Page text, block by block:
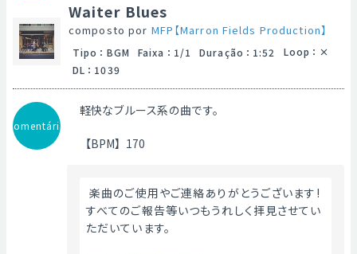
Waiter Blues
composto por MFP【Marron Fields Production】
Tipo ： BGM Faixa ： 1/1 Duração ： 1:52 Loop ：
DL ： 1039
Comentário
軽快なブルース系の曲です。
【BPM】170
楽曲のご使用やご連絡ありがとうございます!
すべてのご報告等いつもうれしく拝見させてい
ただいています。